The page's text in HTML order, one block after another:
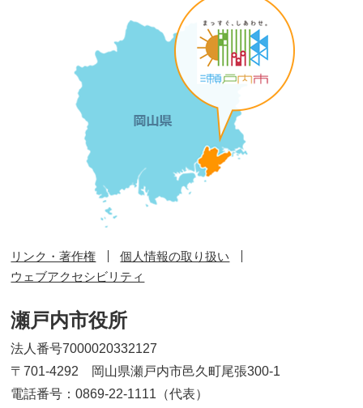
リンク・著作権
個人情報の取り扱い
ウェブアクセシビリティ
瀬戸内市役所
法人番号7000020332127
〒701-4292 岡山県瀬戸内市邑久町尾張300-1
電話番号：0869-22-1111（代表）